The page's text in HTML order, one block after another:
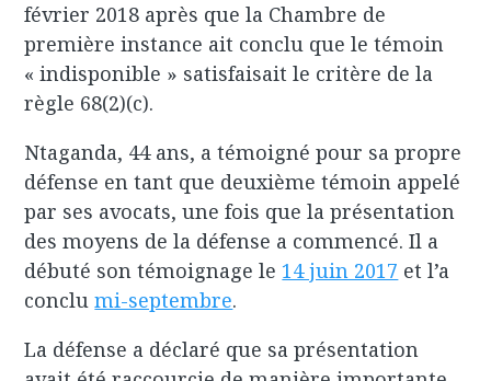
février 2018 après que la Chambre de
première instance ait conclu que le témoin
« indisponible » satisfaisait le critère de la
règle 68(2)(c).
Ntaganda, 44 ans, a témoigné pour sa propre
défense en tant que deuxième témoin appelé
par ses avocats, une fois que la présentation
des moyens de la défense a commencé. Il a
débuté son témoignage le 14 juin 2017 et l’a
conclumi-septembre.
La défense a déclaré que sa présentation